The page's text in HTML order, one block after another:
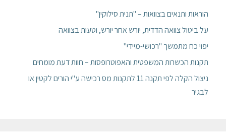
הוראות ותנאים בצוואות – "תנית סילוקין"
על ביטול צוואה הדדית, יורש אחר יורש, וטעות בצוואה
יפוי כח מתמשך "רכושי-מיידי"
תקנות הכשרות המשפטית והאפוטרופסות – חוות דעת מומחים
ניצול הקלה לפי תקנה 11 לתקנות מס רכישה ע"י הורים לקטין או
לבגיר